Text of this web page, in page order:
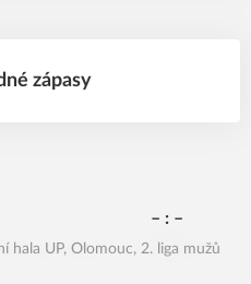
zápasy
– : –
hala UP, Olomouc, 2. liga mužů